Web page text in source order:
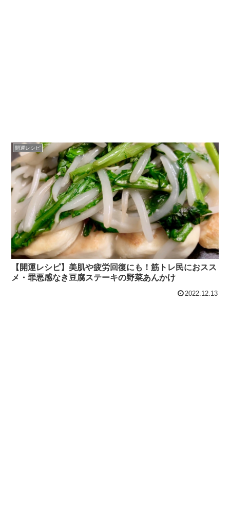
開運レシピ
【開運レシピ】美肌や疲労回復にも！筋トレ民におスス
メ・罪悪感なき豆腐ステーキの野菜あんかけ
2022.12.13